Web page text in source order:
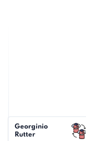
Georginio
Rutter